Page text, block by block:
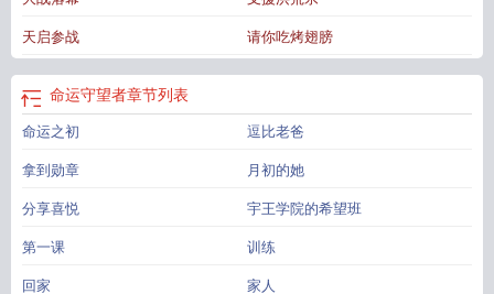
换码在哪里输入
命运守护者手游官网客服
天启参战 请你吃烤翅膀
命运守望者章节列表
命运之初 逗比老爸
拿到勋章 月初的她
分享喜悦 宇王学院的希望班
第一课 训练
回家 家人